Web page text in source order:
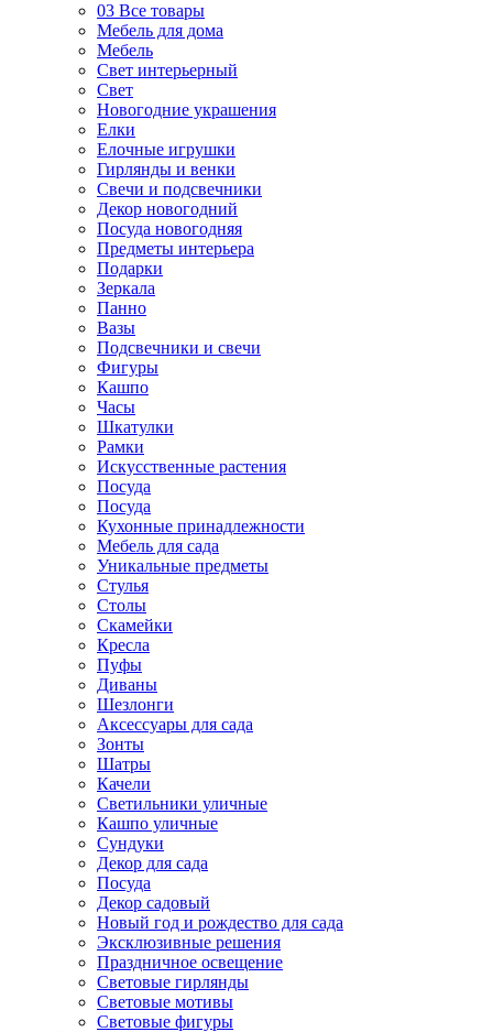
03 Все товары
Мебель для дома
Мебель
Свет интерьерный
Свет
Новогодние украшения
Елки
Елочные игрушки
Гирлянды и венки
Свечи и подсвечники
Декор новогодний
Посуда новогодняя
Предметы интерьера
Подарки
Зеркала
Панно
Вазы
Подсвечники и свечи
Фигуры
Кашпо
Часы
Шкатулки
Рамки
Искусственные растения
Посуда
Посуда
Кухонные принадлежности
Мебель для сада
Уникальные предметы
Стулья
Столы
Скамейки
Кресла
Пуфы
Диваны
Шезлонги
Аксессуары для сада
Зонты
Шатры
Качели
Cветильники уличные
Кашпо уличные
Сундуки
Декор для сада
Посуда
Декор садовый
Новый год и рождество для сада
Эксклюзивные решения
Праздничное освещение
Световые гирлянды
Световые мотивы
Световые фигуры